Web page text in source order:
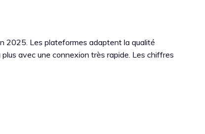
2025. Les plateformes adaptent la qualité
avec une connexion très rapide. Les chiffres